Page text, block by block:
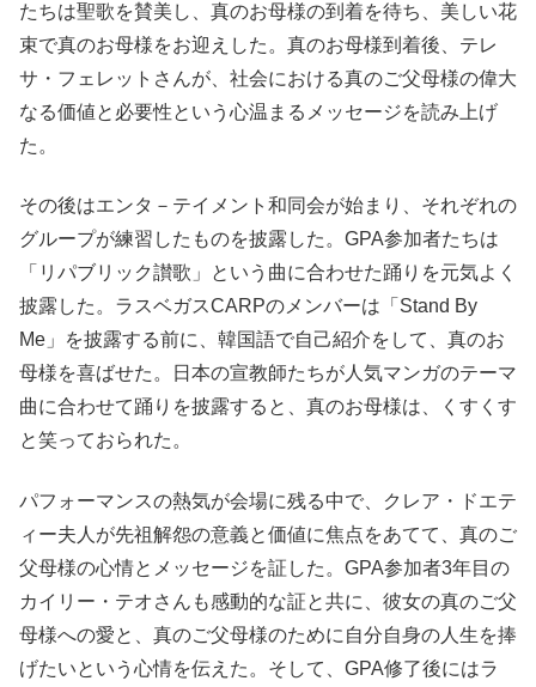
たちは聖歌を賛美し、真のお母様の到着を待ち、美しい花
束で真のお母様をお迎えした。真のお母様到着後、テレ
サ・フェレットさんが、社会における真のご父母様の偉大
なる価値と必要性という心温まるメッセージを読み上げ
た。
その後はエンタ－テイメント和同会が始まり、それぞれの
グループが練習したものを披露した。GPA参加者たちは
「リパブリック讃歌」という曲に合わせた踊りを元気よく
披露した。ラスベガスCARPのメンバーは「Stand By
Me」を披露する前に、韓国語で自己紹介をして、真のお
母様を喜ばせた。日本の宣教師たちが人気マンガのテーマ
曲に合わせて踊りを披露すると、真のお母様は、くすくす
と笑っておられた。
パフォーマンスの熱気が会場に残る中で、クレア・ドエテ
ィー夫人が先祖解怨の意義と価値に焦点をあてて、真のご
父母様の心情とメッセージを証した。GPA参加者3年目の
カイリー・テオさんも感動的な証と共に、彼女の真のご父
母様への愛と、真のご父母様のために自分自身の人生を捧
げたいという心情を伝えた。そして、GPA修了後にはラ